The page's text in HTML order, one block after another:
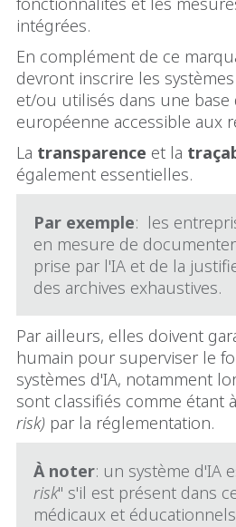
intégrées.
En complément de ce
devront inscrire les
et/ou utilisés dans une base
européenne accessible aux
La transparence et la
également essentielles.
Par exemple: les
en mesure de
prise par l'IA et de la
des archives exhaustives.
Par ailleurs, elles doivent
humain pour superviser le
systèmes d'IA, notamment
sont classifiés comme étant
risk) par la réglementation.
À noter: un système d'IA
risk" s'il est présent dans
médicaux et